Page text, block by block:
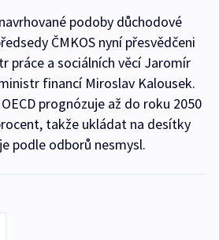
podoby důchodové
ČMKOS nyní přesvědčeni
práce a sociálních věcí Jaromír
financí Miroslav Kalousek.
prognózuje až do roku 2050
takže ukládat na desítky
podle odborů nesmysl.